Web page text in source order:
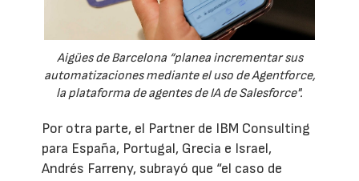
Aigües de Barcelona “planea incrementar sus
automatizaciones mediante el uso de Agentforce,
la plataforma de agentes de IA de Salesforce".
Por otra parte, el Partner de IBM Consulting
para España, Portugal, Grecia e Israel,
Andrés Farreny, subrayó que “el caso de